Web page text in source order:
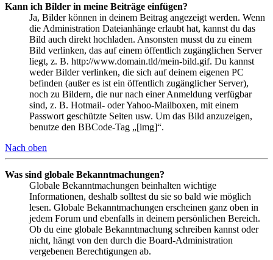
Kann ich Bilder in meine Beiträge einfügen?
Ja, Bilder können in deinem Beitrag angezeigt werden. Wenn
die Administration Dateianhänge erlaubt hat, kannst du das
Bild auch direkt hochladen. Ansonsten musst du zu einem
Bild verlinken, das auf einem öffentlich zugänglichen Server
liegt, z. B. http://www.domain.tld/mein-bild.gif. Du kannst
weder Bilder verlinken, die sich auf deinem eigenen PC
befinden (außer es ist ein öffentlich zugänglicher Server),
noch zu Bildern, die nur nach einer Anmeldung verfügbar
sind, z. B. Hotmail- oder Yahoo-Mailboxen, mit einem
Passwort geschützte Seiten usw. Um das Bild anzuzeigen,
benutze den BBCode-Tag „[img]“.
Nach oben
Was sind globale Bekanntmachungen?
Globale Bekanntmachungen beinhalten wichtige
Informationen, deshalb solltest du sie so bald wie möglich
lesen. Globale Bekanntmachungen erscheinen ganz oben in
jedem Forum und ebenfalls in deinem persönlichen Bereich.
Ob du eine globale Bekanntmachung schreiben kannst oder
nicht, hängt von den durch die Board-Administration
vergebenen Berechtigungen ab.